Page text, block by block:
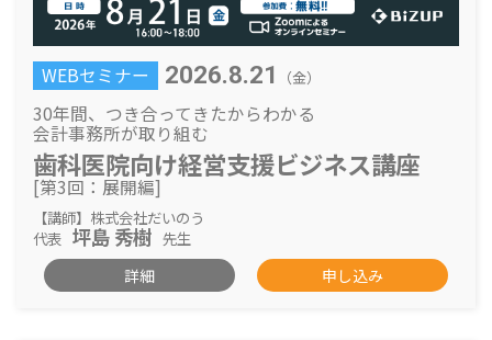
WEBセミナー 2026.8.21 （金）
30年間、つき合ってきたからわかる
会計事務所が取り組む
歯科医院向け経営支援ビジネス講座
[第3回：展開編]
【講師】株式会社だいのう
代表 坪島 秀樹 先生
詳細
申し込み